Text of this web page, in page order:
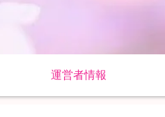
運営者情報